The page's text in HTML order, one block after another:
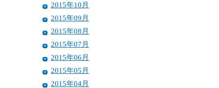
2015年10月
2015年09月
2015年08月
2015年07月
2015年06月
2015年05月
2015年04月